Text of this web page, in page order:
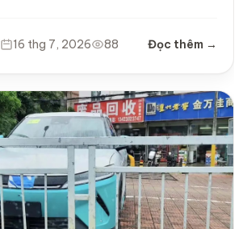
16 thg 7, 2026 88 Đọc thêm →